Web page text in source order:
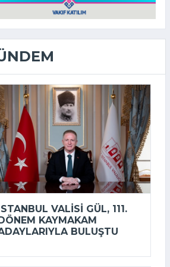
VALISI GÜL, 111.
KAYMAKAM
BULUŞTU